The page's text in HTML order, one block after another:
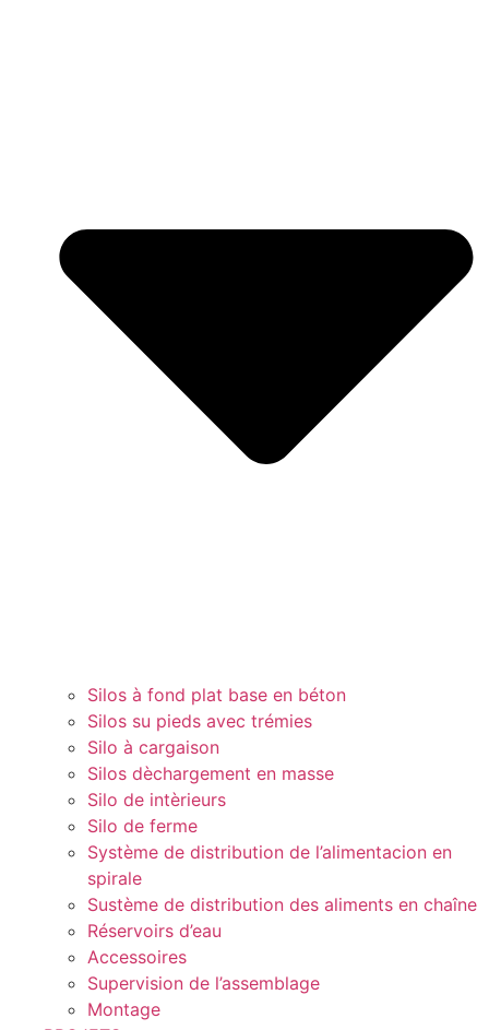
Silos à fond plat base en béton
Silos su pieds avec trémies
Silo à cargaison
Silos dèchargement en masse
Silo de intèrieurs
Silo de ferme
Système de distribution de l’alimentacion en
spirale
Sustème de distribution des aliments en chaîne
Réservoirs d’eau
Accessoires
Supervision de l’assemblage
Montage